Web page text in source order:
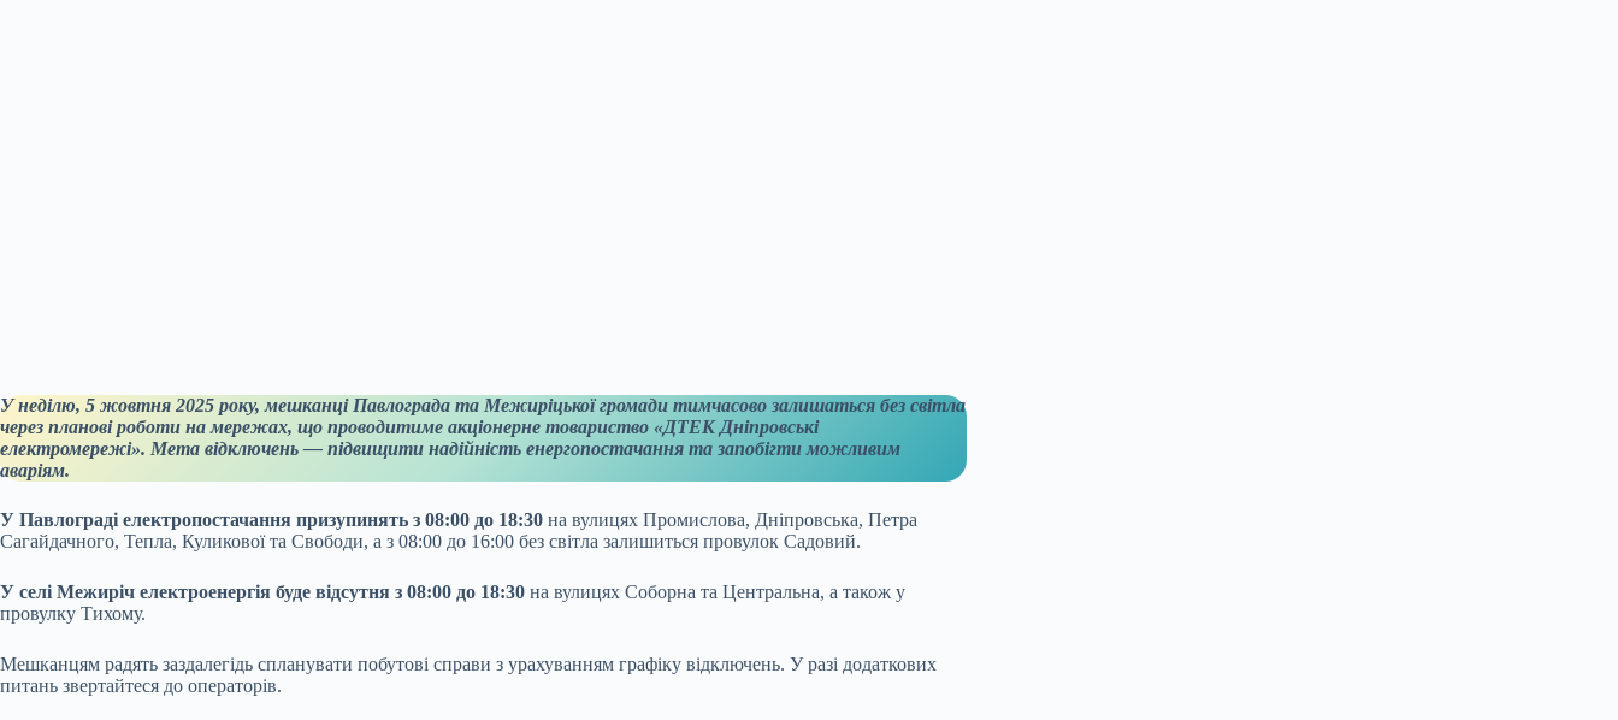
У неділю, 5 жовтня 2025 року, мешканці Павлограда та Межиріцької громади тимчасово залишаться без світла
через планові роботи на мережах, що проводитиме акціонерне товариство «ДТЕК Дніпровські
електромережі». Мета відключень — підвищити надійність енергопостачання та запобігти можливим
аваріям.
У Павлограді електропостачання призупинять з 08:00 до 18:30 на вулицях Промислова, Дніпровська, Петра
Сагайдачного, Тепла, Куликової та Свободи, а з 08:00 до 16:00 без світла залишиться провулок Садовий.
У селі Межиріч електроенергія буде відсутня з 08:00 до 18:30 на вулицях Соборна та Центральна, а також у
провулку Тихому.
Мешканцям радять заздалегідь спланувати побутові справи з урахуванням графіку відключень. У разі додаткових
питань звертайтеся до операторів.